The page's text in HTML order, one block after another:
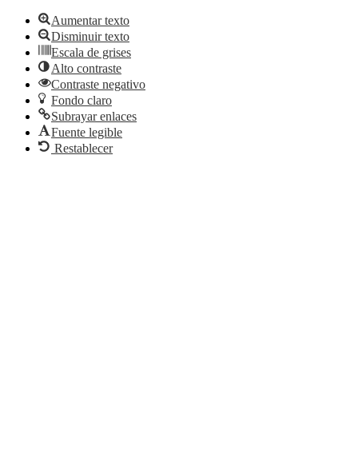
Aumentar texto
Disminuir texto
Escala de grises
Alto contraste
Contraste negativo
Fondo claro
Subrayar enlaces
Fuente legible
Restablecer